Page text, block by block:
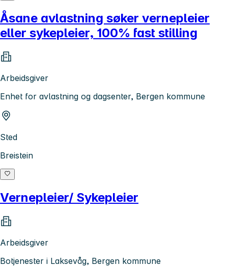
Åsane avlastning søker vernepleier
eller sykepleier, 100% fast stilling
Arbeidsgiver
Enhet for avlastning og dagsenter, Bergen kommune
Sted
Breistein
Vernepleier/ Sykepleier
Arbeidsgiver
Botjenester i Laksevåg, Bergen kommune